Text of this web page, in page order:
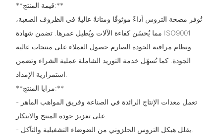
**قيمة المنتج:**
تُوفر مضخة التروس أداءً موثوقًا ومتانةً عاليةً في الظروف الصعبة،
مما يُحسّن كفاءة الآلات ويُطيل عمرها. تضمن شهادة ISO9001
ونظام مراقبة الجودة الصارم حصول العملاء على منتجات عالية
الجودة. كما تُسهّل خدمة التوريد الشاملة عملية الشراء وتضمن
**مزايا المنتج:**
- تعمل معدات الإنتاج الرائدة في الصناعة وفريق المواهب الماهر